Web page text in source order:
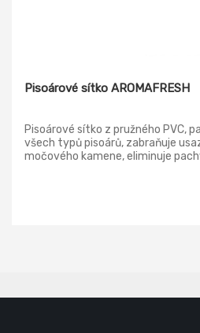
Pisoárové sítko AROMAFRESH
Pisoárové sítko z pružného PVC,
všech typů pisoárů, zabraňuje
močového kamene, eliminuje